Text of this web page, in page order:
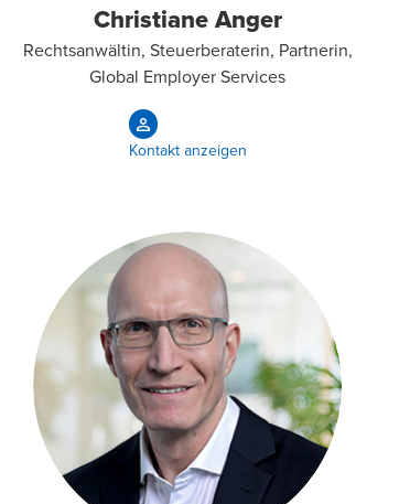
Christiane Anger
Rechtsanwältin, Steuerberaterin, Partnerin,
Global Employer Services
Kontakt anzeigen